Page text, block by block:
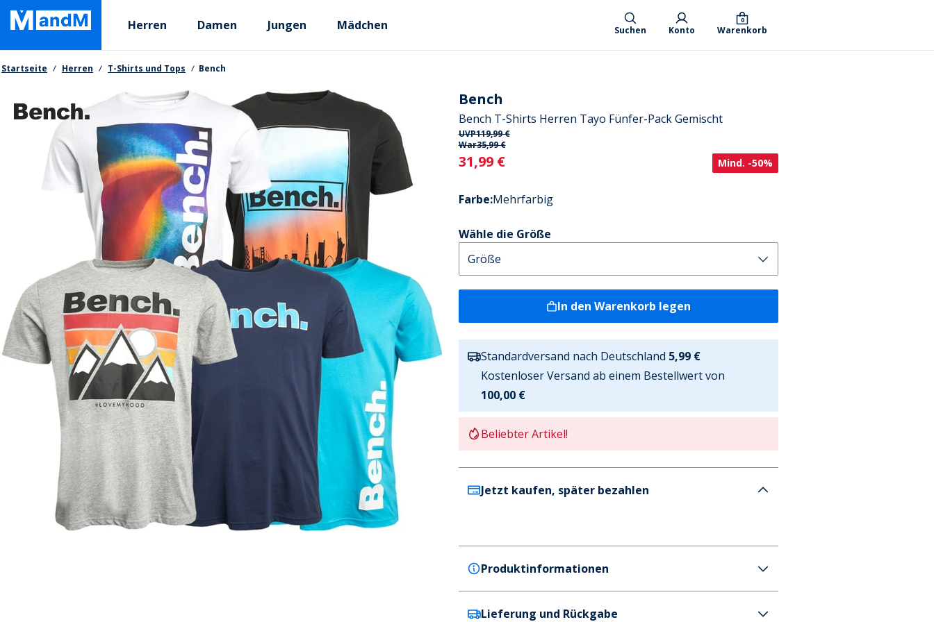
Skip
main
content
Primary departments
Herren Damen Jungen Mädchen Suchen Konto Warenkorb
0
Brotkrumen
Startseite Herren T-Shirts und Tops Bench
Bench
Bench T-Shirts Herren Tayo Fünfer-Pack Gemischt
UVP119,99 €
War35,99 €
Current
31,99 € Mind. -50%
Farbe:Mehrfarbig
Wähle die Größe
In den Warenkorb legen
Standardversand nach Deutschland 5,99 €
Kostenloser Versand ab einem Bestellwert von
100,00 €
Beliebter Artikel!
Jetzt kaufen, später bezahlen
Produktinformationen
Bench
Lieferung und Rückgabe